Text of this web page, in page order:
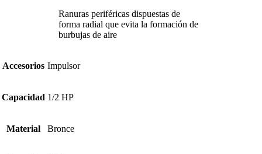
Ranuras periféricas dispuestas de
forma radial que evita la formación de
burbujas de aire
Accesorios Impulsor
Capacidad 1/2 HP
Material Bronce